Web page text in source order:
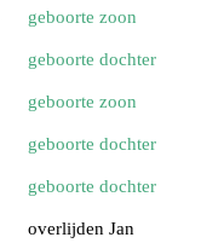
geboorte zoon
geboorte dochter
geboorte zoon
geboorte dochter
geboorte dochter
overlijden Jan